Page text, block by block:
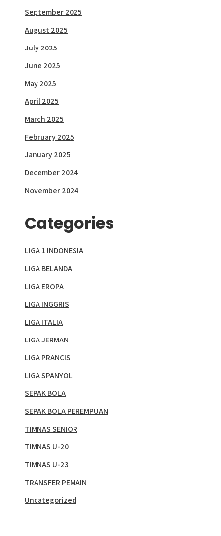
September 2025
August 2025
July 2025
June 2025
May 2025
April 2025
March 2025
February 2025
January 2025
December 2024
November 2024
Categories
LIGA 1 INDONESIA
LIGA BELANDA
LIGA EROPA
LIGA INGGRIS
LIGA ITALIA
LIGA JERMAN
LIGA PRANCIS
LIGA SPANYOL
SEPAK BOLA
SEPAK BOLA PEREMPUAN
TIMNAS SENIOR
TIMNAS U-20
TIMNAS U-23
TRANSFER PEMAIN
Uncategorized